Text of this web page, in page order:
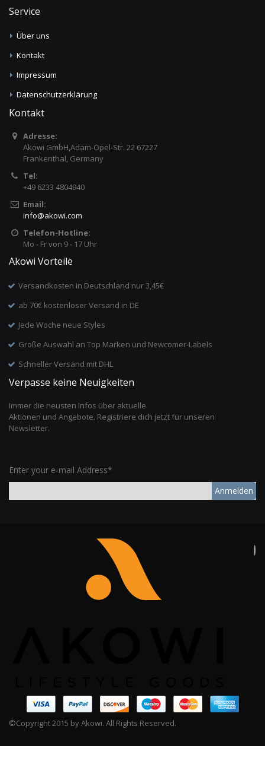
Service
Über uns
Kontakt
Impressum
Datenschutzerklärung
Kontakt
Adresse:
Akowi GmbH,Adam-Opel-Str. 22 67227
Frankenthal, Germany
Tel:
+49 6233 4804940
Email:
info@akowi.com
Telefon-Hotline:
Mo - Fr von 9 - 17 Uhr
Akowi Vorteile
Versandkosten in Deutschland nur 3,45€
ab 70€ kostenloser Versand in DE
Jede Woche neue Styles
Große Auswahl an Top Marken und Newcomer-Labels
Schneller Versand mit DHL
Verpasse keine Neuigkeiten
Immer die neusten Infos über aktuelle
Aktionen und Angebote. Registriere dich jetzt für unseren
Newsletter.
Enter your e-mail Address*
Anmelden
©Copyright 2015 by Akowi. All Rights Reserved.